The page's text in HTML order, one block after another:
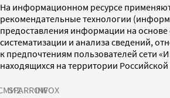
На информационном ресурсе
рекомендательные технологии
предоставления информации на основе
систематизации и анализа сведений,
к предпочтениям пользователей сети
находящихся на территории
SPARROWINFOX